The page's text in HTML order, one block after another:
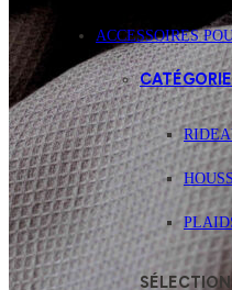
ACCESSOIRES
SÉLECTION